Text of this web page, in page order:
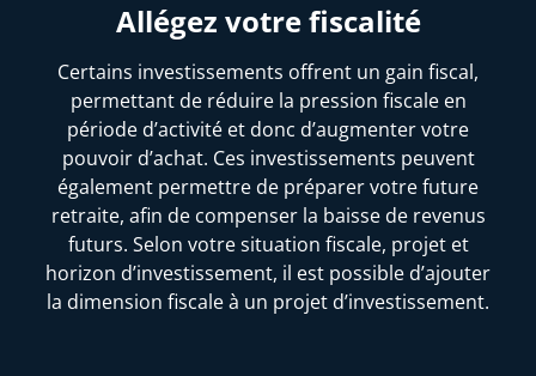
Allégez votre fiscalité
Certains investissements offrent un gain fiscal,
permettant de réduire la pression fiscale en
période d’activité et donc d’augmenter votre
pouvoir d’achat. Ces investissements peuvent
également permettre de préparer votre future
retraite, afin de compenser la baisse de revenus
futurs. Selon votre situation fiscale, projet et
horizon d’investissement, il est possible d’ajouter
la dimension fiscale à un projet d’investissement.